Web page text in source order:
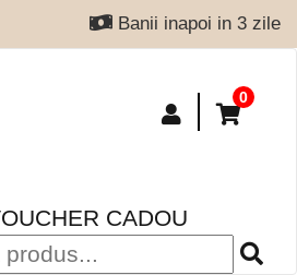
Banii inapoi in 3 zile
0
CADOU